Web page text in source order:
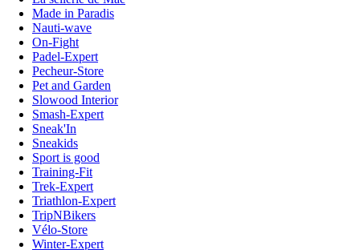
Made in Paradis
Nauti-wave
On-Fight
Padel-Expert
Pecheur-Store
Pet and Garden
Slowood Interior
Smash-Expert
Sneak'In
Sneakids
Sport is good
Training-Fit
Trek-Expert
Triathlon-Expert
TripNBikers
Vélo-Store
Winter-Expert